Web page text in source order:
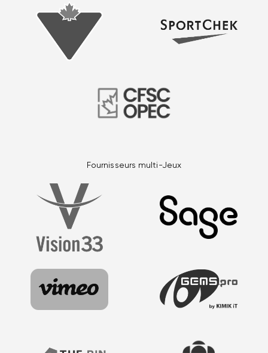
Fournisseurs multi-Jeux